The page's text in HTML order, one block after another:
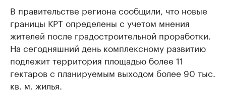
В правительстве региона сообщили, что новые
границы КРТ определены с учетом мнения
жителей после градостроительной проработки.
На сегодняшний день комплексному развитию
подлежит территория площадью более 11
гектаров с планируемым выходом более 90 тыс.
кв. м. жилья.